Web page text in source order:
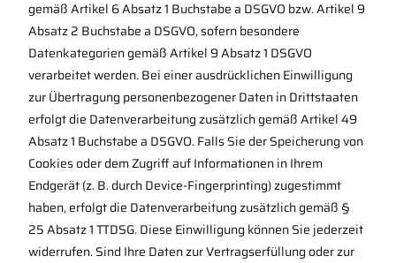
gemäß Artikel 6 Absatz 1 Buchstabe a DSGVO bzw. Artikel 9
Absatz 2 Buchstabe a DSGVO, sofern besondere
Datenkategorien gemäß Artikel 9 Absatz 1 DSGVO
verarbeitet werden. Bei einer ausdrücklichen Einwilligung
zur Übertragung personenbezogener Daten in Drittstaaten
erfolgt die Datenverarbeitung zusätzlich gemäß Artikel 49
Absatz 1 Buchstabe a DSGVO. Falls Sie der Speicherung von
Cookies oder dem Zugriff auf Informationen in Ihrem
Endgerät (z. B. durch Device-Fingerprinting) zugestimmt
haben, erfolgt die Datenverarbeitung zusätzlich gemäß §
25 Absatz 1 TTDSG. Diese Einwilligung können Sie jederzeit
widerrufen. Sind Ihre Daten zur Vertragserfüllung oder zur